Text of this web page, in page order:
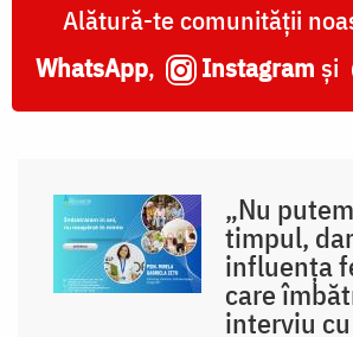
Alătură-te comunității
WhatsApp, Instagram și
„Nu
timpul,
influența
care
interviu